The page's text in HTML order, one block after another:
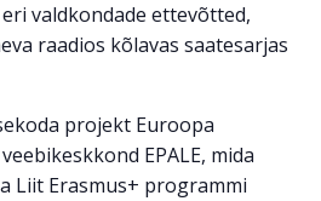
valdkondade ettevõtted,
raadios kõlavas saatesarjas
projekt Euroopa
EPALE, mida
Liit Erasmus+ programmi